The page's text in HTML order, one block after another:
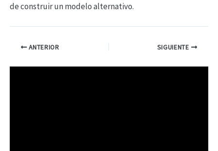
de construir un modelo alternativo.
ANTERIOR SIGUIENTE